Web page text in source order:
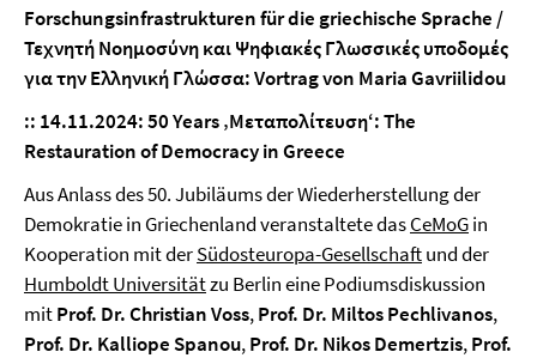
Forschungsinfrastrukturen für die griechische Sprache /
Τεχνητή Νοημοσύνη και Ψηφιακές Γλωσσικές υποδομές
για την Ελληνική Γλώσσα:Vortrag von Maria Gavriilidou
:: 14.11.2024: 50 Years ‚Μεταπολίτευση‘: The
Restauration of Democracy in Greece
Aus Anlass des 50. Jubiläums der Wiederherstellung der
Demokratie in Griechenland veranstaltete dasCeMoGin
Kooperation mit derSüdosteuropa-Gesellschaftund der
Humboldt Universitätzu Berlin eine Podiumsdiskussion
mitProf. Dr. Christian Voss,Prof. Dr. Miltos Pechlivanos,
Prof. Dr. Kalliope Spanou,Prof. Dr. Nikos Demertzis,Prof.